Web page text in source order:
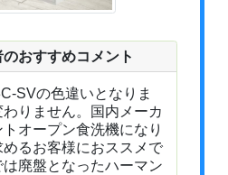
おすすめコメント
SVの色違いとなりま
りません。国内メーカ
オープン食洗機になり
めるお客様におススメで
廃盤となったハーマン